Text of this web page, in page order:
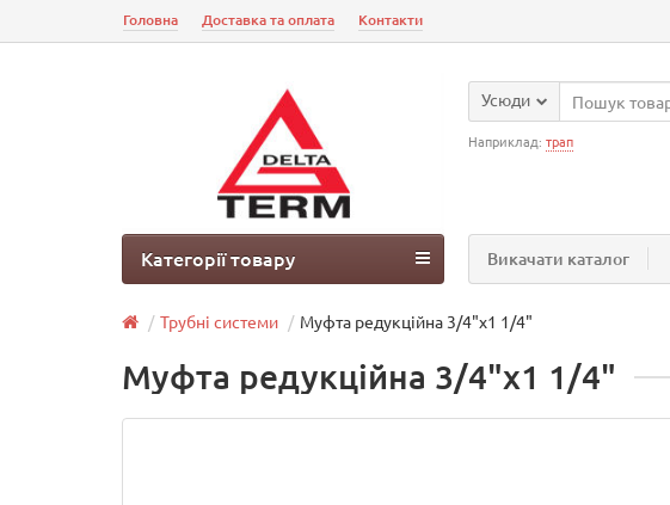
Головна Доставка та оплата Контакти
Усюди
Наприклад: трап
Викачати каталог
Категорії товару
Трубні системи Муфта редукційна 3/4"х1 1/4"
Муфта редукційна 3/4"х1 1/4"